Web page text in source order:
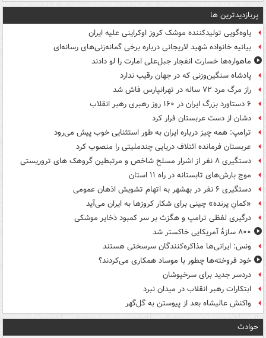
پربازدیدترین ها
یاوه‌گویی تولیدکننده موشک کروز اوکراینی علیه ایران
بیانیه خانواده شهید لاریجانی درباره برخی گمانه‌زنی‌های رسانه‌ای
ماهواره‌ها خسارت انفجار جبل‌علی امارت را لو دادند
پادشاه سنگین‌وزنی که در جهان رقیب ندارد
راز مرگ مرد ۷۲ ساله در تهرانپارس فاش شد
۶ دستاورد بزرگ ایران در ۱۶۰ روز رهبری رهبر انقلاب
دشان از دست عربستان فرار کرد
ترامپ: همه چیز درباره ایران به طور استثنایی خوب پیش می‌رود
عربستان فرمانده ائتلاف دریایی چندملیتی را منصوب کرد
دستگیری ۸ نفر از اشرار مسلح شاخص و مرتبطین گروهک های تروریستی
موج بارش‌های تابستانه در راه ۱۱ استان
دستگیری ۶ نفر در بهشهر به اتهام تشویش اذهان عمومی
«کمانِ پرنده» چینی برای شکار کروزها به ایران می‌آید
درگیری لفظی ترامپ و هگزث بر سر کمبود ذخایر موشکی
۸۰۰ سازۀ آمریکایی خاکستر شد
ونس: ایرانی‌ها مذاکره‌کنندگان سرسختی هستند
خود فروخته‌ها چطور با موساد همکاری می‌کردند؟
دردسر جدید برای سرخپوشان
ابتکارات رهبر انقلاب در میدان نبرد
واکنش عالیشاه بعد از پیوستن به گل‌گهر
حوادث